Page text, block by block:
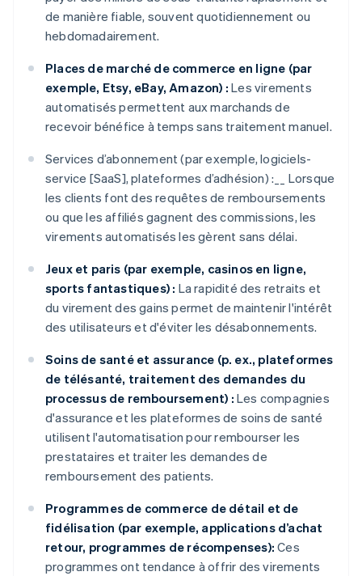
de manière fiable, souvent quotidiennement ou
hebdomadairement.
Places de marché de commerce en ligne (par
exemple, Etsy, eBay, Amazon) : Les virements
automatisés permettent aux marchands de
recevoir bénéfice à temps sans traitement manuel.
Services d’abonnement (par exemple, logiciels-
service [SaaS], plateformes d’adhésion) :__ Lorsque
les clients font des requêtes de remboursements
ou que les affiliés gagnent des commissions, les
virements automatisés les gèrent sans délai.
Jeux et paris (par exemple, casinos en ligne,
sports fantastiques) : La rapidité des retraits et
du virement des gains permet de maintenir l'intérêt
des utilisateurs et d'éviter les désabonnements.
Soins de santé et assurance (p. ex., plateformes
de télésanté, traitement des demandes du
processus de remboursement) : Les compagnies
d'assurance et les plateformes de soins de santé
utilisent l'automatisation pour rembourser les
prestataires et traiter les demandes de
remboursement des patients.
Programmes de commerce de détail et de
fidélisation (par exemple, applications d’achat
retour, programmes de récompenses): Ces
programmes ont tendance à offrir des virements